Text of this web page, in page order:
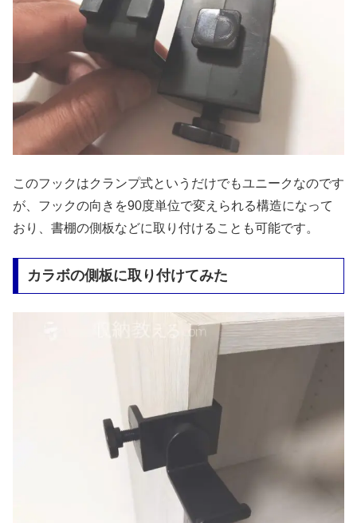
このフックはクランプ式というだけでもユニークなのです
が、フックの向きを90度単位で変えられる構造になって
おり、書棚の側板などに取り付けることも可能です。
カラボの側板に取り付けてみた